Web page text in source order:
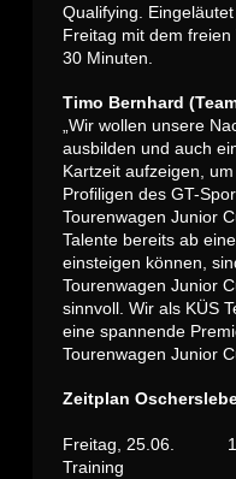
Qualifying.
Freitag mit dem
30 Minuten.
Timo Bernhard
„Wir wollen unsere
ausbilden und auch
Kartzeit aufzeigen,
Profiligen des GT-
Tourenwagen Junior
Talente bereits ab
einsteigen können,
Tourenwagen Junior
sinnvoll. Wir als KÜS
eine spannende
Tourenwagen Junior
Zeitplan
Freitag, 25.06.
Training